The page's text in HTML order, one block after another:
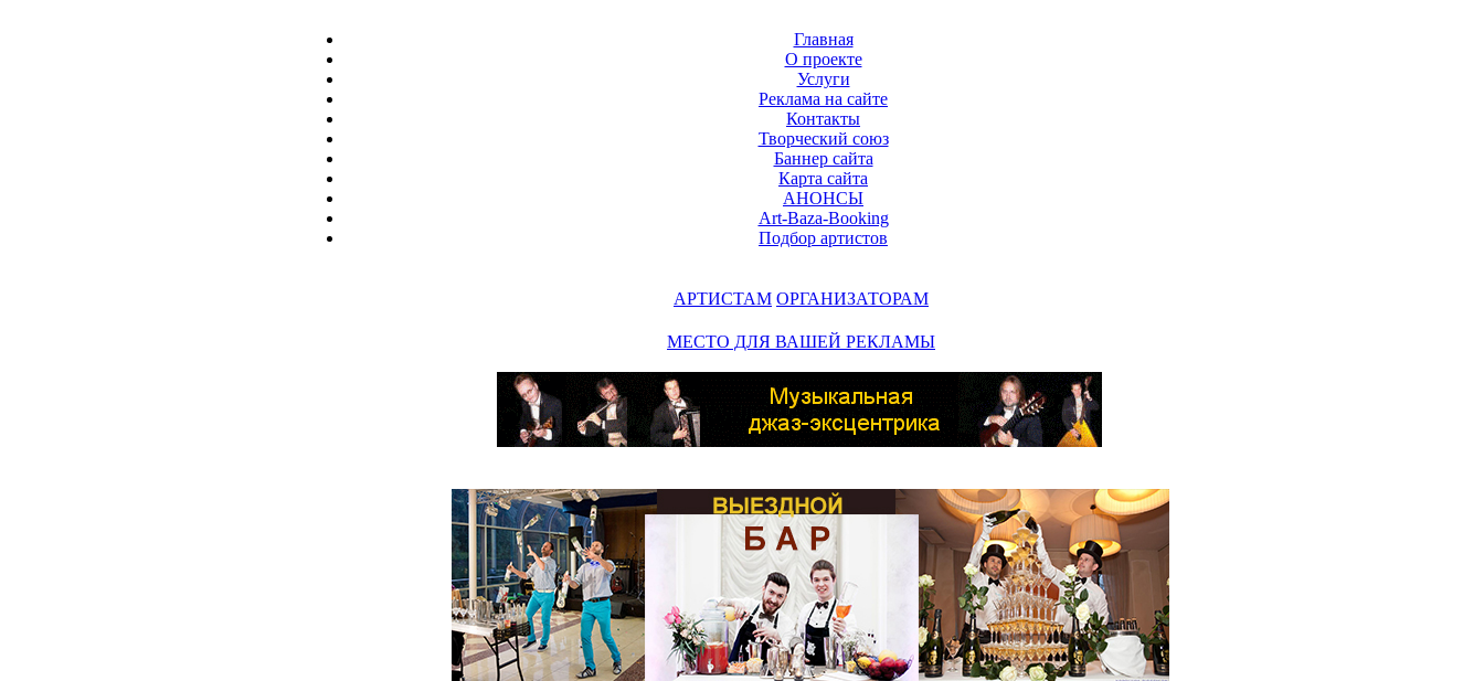
Главная
О проекте
Услуги
Реклама на сайте
Контакты
Творческий союз
Баннер сайта
Карта сайта
АНОНСЫ
Art-Baza-Booking
Подбор артистов
АРТИСТАМ ОРГАНИЗАТОРАМ
МЕСТО ДЛЯ ВАШЕЙ РЕКЛАМЫ